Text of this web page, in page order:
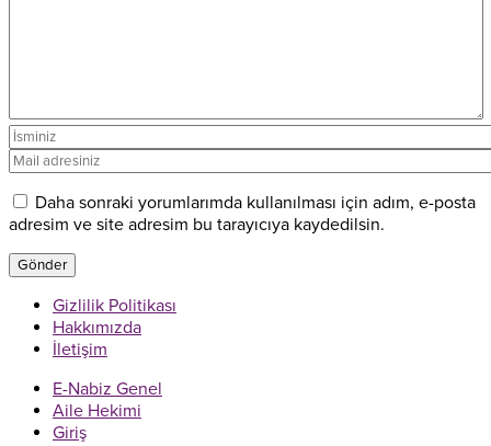
Daha sonraki yorumlarımda kullanılması için adım, e-posta
adresim ve site adresim bu tarayıcıya kaydedilsin.
Gizlilik Politikası
Hakkımızda
İletişim
E-Nabiz Genel
Aile Hekimi
Giriş